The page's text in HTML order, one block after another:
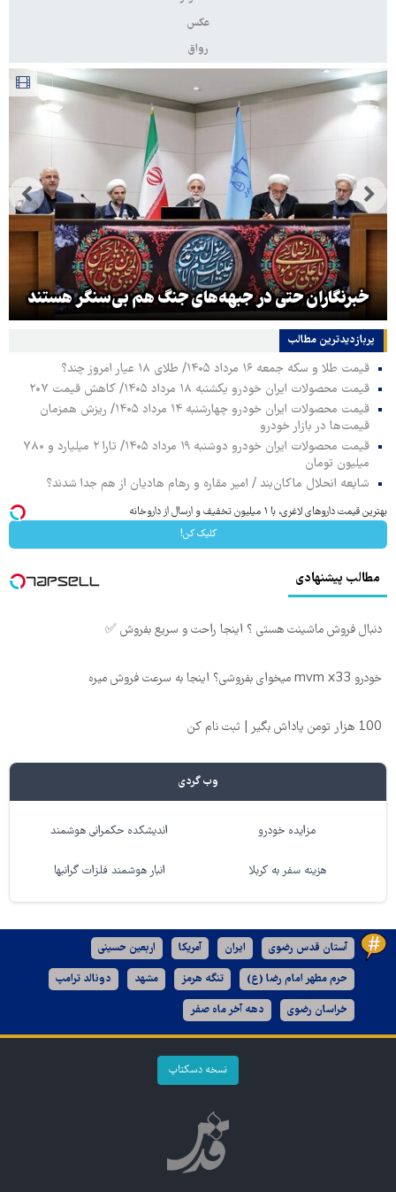
عکس
رواق
خبرنگاران حتی در جبهه‌های جنگ هم بی‌سنگر هستند
پربازدیدترین‌ مطالب
قیمت طلا و سکه جمعه ۱۶ مرداد ۱۴۰۵/ طلای ۱۸ عیار امروز چند؟
قیمت محصولات ایران خودرو یکشنبه ۱۸ مرداد ۱۴۰۵/ کاهش قیمت ۲۰۷
قیمت محصولات ایران خودرو چهارشنبه ۱۴ مرداد ۱۴۰۵/ ریزش همزمان
قیمت‌ها در بازار خودرو
قیمت محصولات ایران خودرو دوشنبه ۱۹ مرداد ۱۴۰۵/ تارا ۲ میلیارد و ۷۸۰
میلیون تومان
شایعه انحلال ماکان‌بند / امیر مقاره و رهام هادیان از هم جدا شدند؟
بهترین قیمت داروهای لاغری، با ۱ میلیون تخفیف و ارسال از داروخانه‌
کلیک کن!
مطالب پیشنهادی
دنبال فروش ماشینت هستی ؟ اینجا راحت و سریع بفروش ✅
خودرو mvm x33 میخوای بفروشی؟ اینجا به سرعت فروش میره
100 هزار تومن پاداش بگیر | ثبت نام کن
وب گردی
مزایده خودرو اندیشکده حکمرانی هوشمند
هزینه سفر به کربلا انبار هوشمند فلزات گرانبها
آستان قدس رضوی ایران آمریکا اربعین حسینی
حرم مطهر امام رضا (ع) تنگه هرمز مشهد دونالد ترامپ
خراسان رضوی دهه آخر ماه صفر
نسخه دسکتاپ